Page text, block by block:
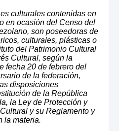
culturales contenidas en
en ocasión del Censo del
son poseedoras de
culturales, plásticas o
del Patrimonio Cultural
Cultural, según la
fecha 20 de febrero del
de la federación,
disposiciones
de la República
la Ley de Protección y
y su Reglamento y
la materia.